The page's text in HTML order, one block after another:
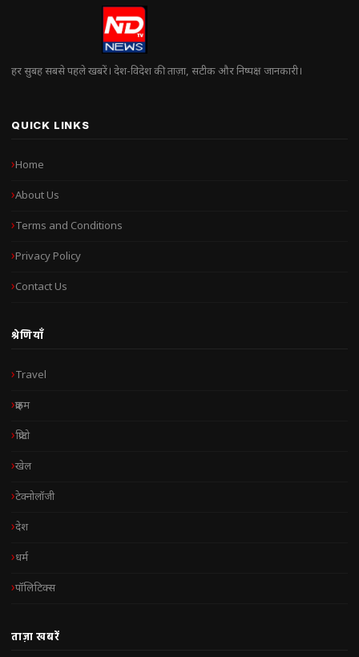
हर सुबह सबसे पहले खबरें। देश-विदेश की ताज़ा, सटीक और निष्पक्ष जानकारी।
QUICK LINKS
Home
About Us
Terms and Conditions
Privacy Policy
Contact Us
श्रेणियाँ
Travel
क्राइम
क्रिप्टो
खेल
टेक्नोलॉजी
देश
धर्म
पॉलिटिक्स
ताज़ा खबरें